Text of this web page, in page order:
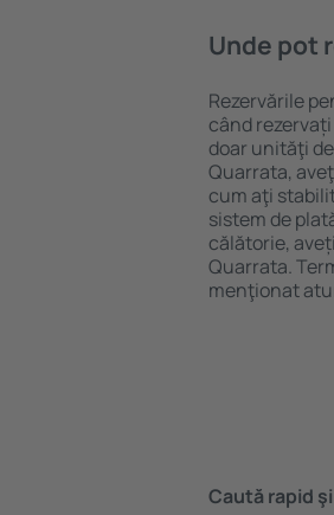
Unde pot
Rezervările
când
doar unităţi
Quarrata,
cum aţi
sistem de
călătorie,
Quarrata.
menţionat
Caută rapid